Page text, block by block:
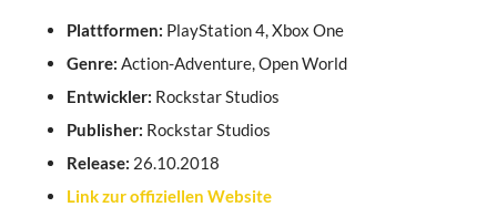
Plattformen: PlayStation 4, Xbox One
Genre: Action-Adventure, Open World
Entwickler: Rockstar Studios
Publisher: Rockstar Studios
Release: 26.10.2018
Link zur offiziellen Website